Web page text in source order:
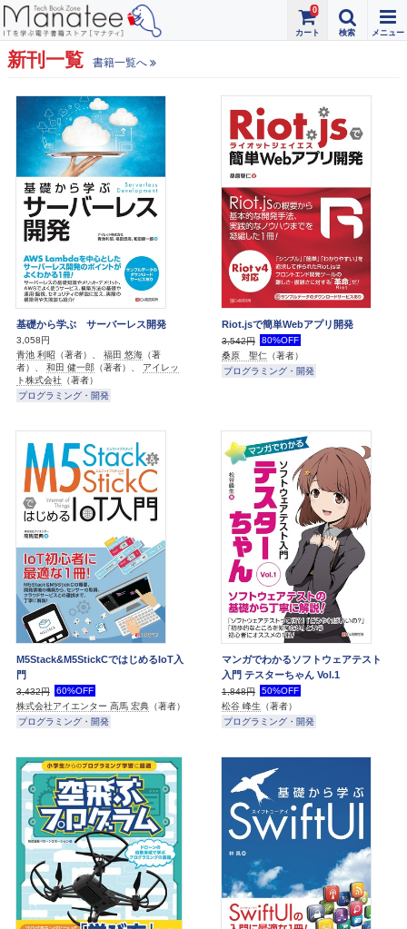
0
新刊一覧 書籍一覧へ
基礎から学ぶ サーバーレス開発
3,058円
青池 利昭 （著者）、 福田 悠海 （著
者）、 和田 健一郎 （著者）、 アイレッ
ト株式会社 （著者）
プログラミング・開発
Riot.jsで簡単Webアプリ開発
3,542円
80%OFF
桑原 聖仁 （著者）
プログラミング・開発
M5Stack&M5StickCではじめるIoT入
門
3,432円
60%OFF
株式会社アイエンター 高馬 宏典 （著者）
プログラミング・開発
マンガでわかるソフトウェアテスト
入門 テスターちゃん Vol.1
1,848円
50%OFF
松谷 峰生 （著者）
プログラミング・開発